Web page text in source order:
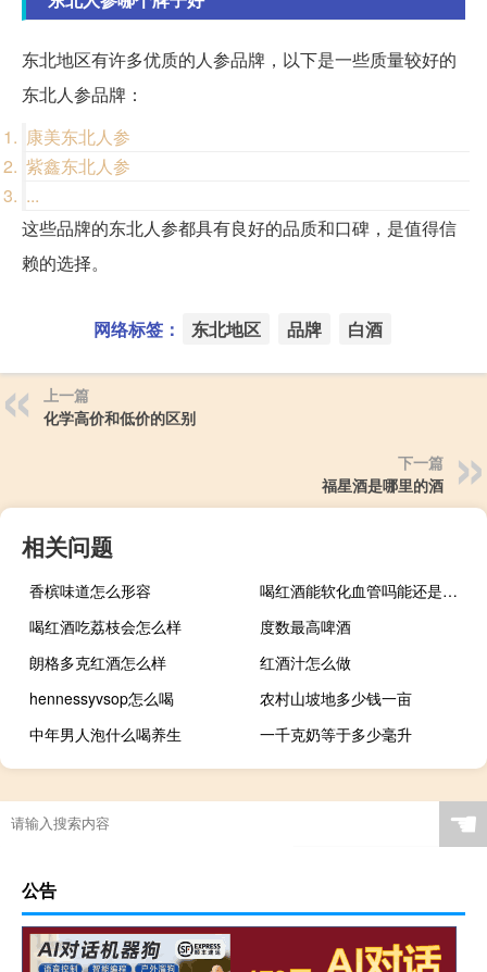
东北地区有许多优质的人参品牌，以下是一些质量较好的
东北人参品牌：
康美东北人参
紫鑫东北人参
...
这些品牌的东北人参都具有良好的品质和口碑，是值得信
赖的选择。
网络标签： 东北地区 品牌 白酒
上一篇
化学高价和低价的区别
下一篇
福星酒是哪里的酒
相关问题
香槟味道怎么形容
喝红酒能软化血管吗能还是不能
喝红酒吃荔枝会怎么样
度数最高啤酒
朗格多克红酒怎么样
红酒汁怎么做
hennessyvsop怎么喝
农村山坡地多少钱一亩
中年男人泡什么喝养生
一千克奶等于多少毫升
☚
公告